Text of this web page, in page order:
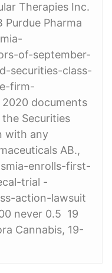
Therapies Inc.
Purdue Pharma
of-september-
securities-class-
firm-
documents
Securities
with any
AB.,
enrolls-first-
trial -
action-lawsuit
never 0.5 19
Cannabis, 19-